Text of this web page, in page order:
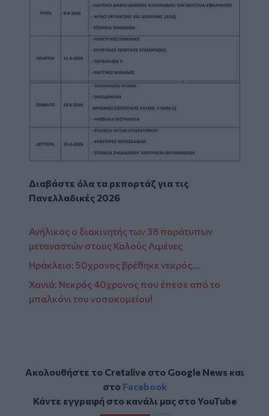
Διαβάστε όλα τα ρεπορτάζ για τις
Πανελλαδικές 2026
Ανήλικος ο διακινητής των 38 παράτυπων
μεταναστών στους Καλούς Λιμένες
Ηράκλειο: 50χρονος βρέθηκε νεκρός...
Χανιά: Νεκρός 40χρονος που έπεσε από το
μπαλκόνι του νοσοκομείου!
Ακολουθήστε το Cretalive στο Google Newsκαι
στο Facebook
Κάντε εγγραφή στο κανάλι μας στοYouTube